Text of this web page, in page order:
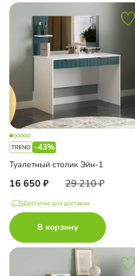
-43%
Туалетный столик Эйн-1
16 650 29 210
Доступно для доставки
В корзину